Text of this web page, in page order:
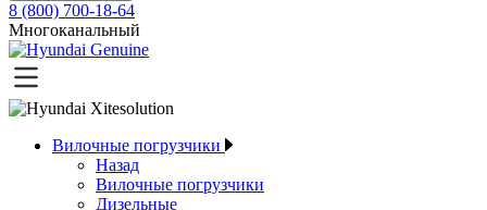
8 (800) 700-18-64
Многоканальный
Вилочные погрузчики
Назад
Вилочные погрузчики
Дизельные